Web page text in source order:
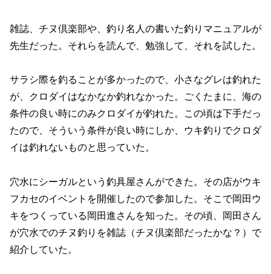
雑誌、チヌ倶楽部や、釣り名人の書いた釣りマニュアルが
先生だった。それらを読んで、勉強して、それを試した。
サラシ際を釣ることが多かったので、小さなグレは釣れた
が、クロダイはなかなか釣れなかった。ごくたまに、海の
条件の良い時にのみクロダイが釣れた。この頃は下手だっ
たので、そういう条件が良い時にしか、ウキ釣りでクロダ
イは釣れないものと思っていた。
穴水にシーガルという釣具屋さんができた。その店がウキ
フカセのイベントを開催したので参加した。そこで岡田ウ
キをつくっている岡田進さんを知った。その頃、岡田さん
が穴水でのチヌ釣りを雑誌（チヌ倶楽部だったかな？）で
紹介していた。